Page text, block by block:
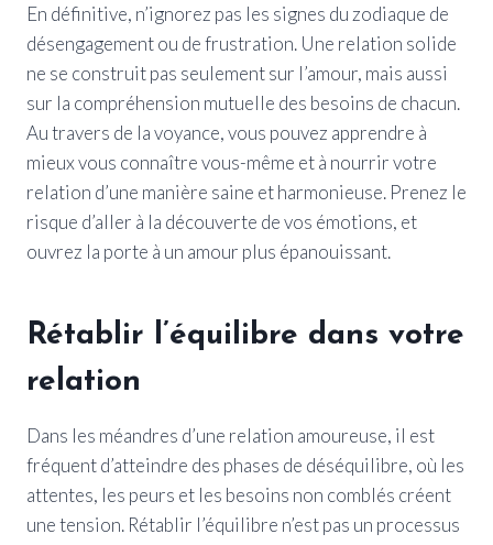
En définitive, n’ignorez pas les signes du zodiaque de
désengagement ou de frustration. Une relation solide
ne se construit pas seulement sur l’amour, mais aussi
sur la compréhension mutuelle des besoins de chacun.
Au travers de la voyance, vous pouvez apprendre à
mieux vous connaître vous-même et à nourrir votre
relation d’une manière saine et harmonieuse. Prenez le
risque d’aller à la découverte de vos émotions, et
ouvrez la porte à un amour plus épanouissant.
Rétablir l’équilibre dans votre
relation
Dans les méandres d’une relation amoureuse, il est
fréquent d’atteindre des phases de déséquilibre, où les
attentes, les peurs et les besoins non comblés créent
une tension. Rétablir l’équilibre n’est pas un processus